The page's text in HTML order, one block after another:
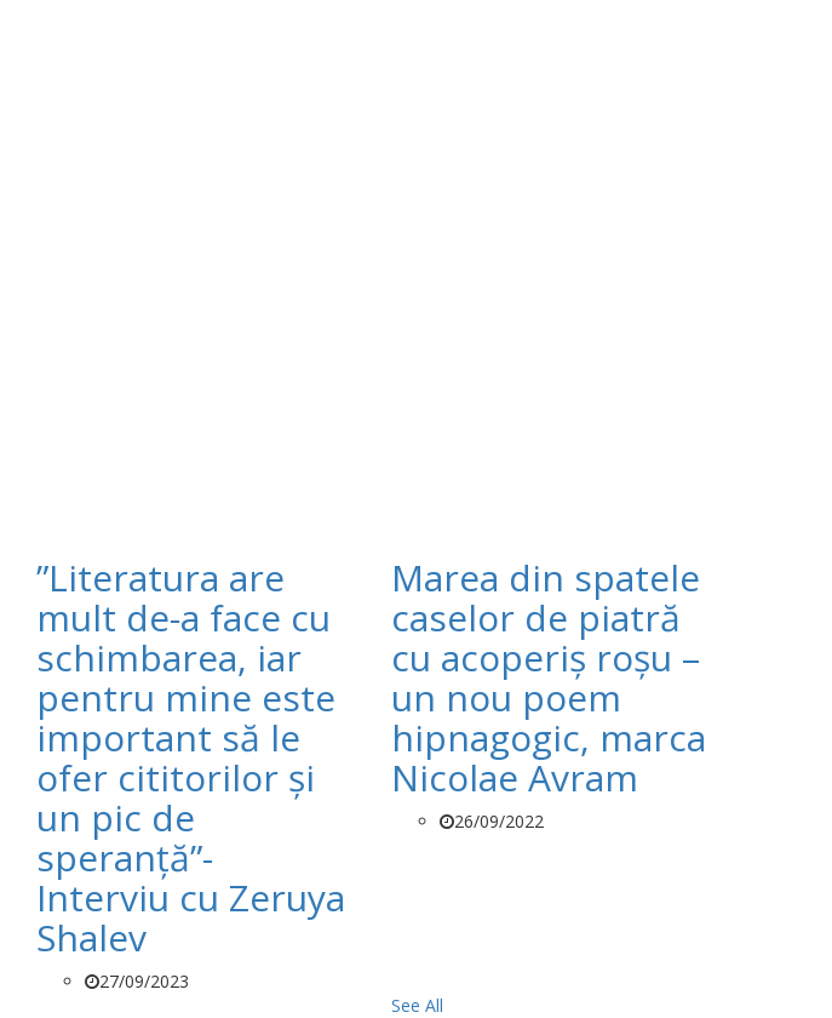
”Literatura are
mult de-a face cu
schimbarea, iar
pentru mine este
important să le
ofer cititorilor și
un pic de
speranță”-
Interviu cu Zeruya
Shalev
27/09/2023
Marea din spatele
caselor de piatră
cu acoperiș roșu –
un nou poem
hipnagogic, marca
Nicolae Avram
26/09/2022
See All